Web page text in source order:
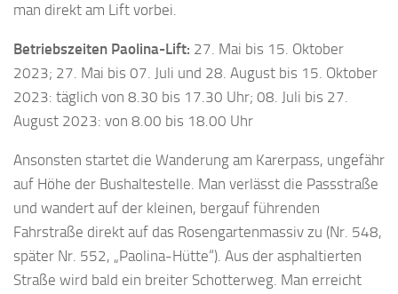
man direkt am Lift vorbei.
Betriebszeiten Paolina-Lift: 27. Mai bis 15. Oktober
2023; 27. Mai bis 07. Juli und 28. August bis 15. Oktober
2023: täglich von 8.30 bis 17.30 Uhr; 08. Juli bis 27.
August 2023: von 8.00 bis 18.00 Uhr
Ansonsten startet die Wanderung am Karerpass, ungefähr
auf Höhe der Bushaltestelle. Man verlässt die Passstraße
und wandert auf der kleinen, bergauf führenden
Fahrstraße direkt auf das Rosengartenmassiv zu (Nr. 548,
später Nr. 552, „Paolina-Hütte“). Aus der asphaltierten
Straße wird bald ein breiter Schotterweg. Man erreicht